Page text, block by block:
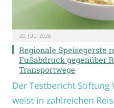
20. JULI 2026
Regionale Speisegerste
Fußabdruck gegenüber
Transportwege
Der Testbericht Stiftung
weist in zahlreichen